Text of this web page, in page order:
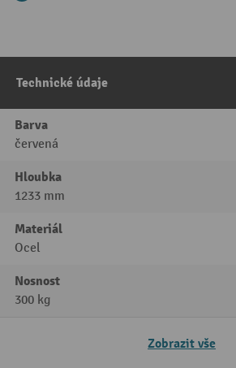
Technické údaje
Barva
červená
Hloubka
1233 mm
Materiál
Ocel
Nosnost
300 kg
Zobrazit vše